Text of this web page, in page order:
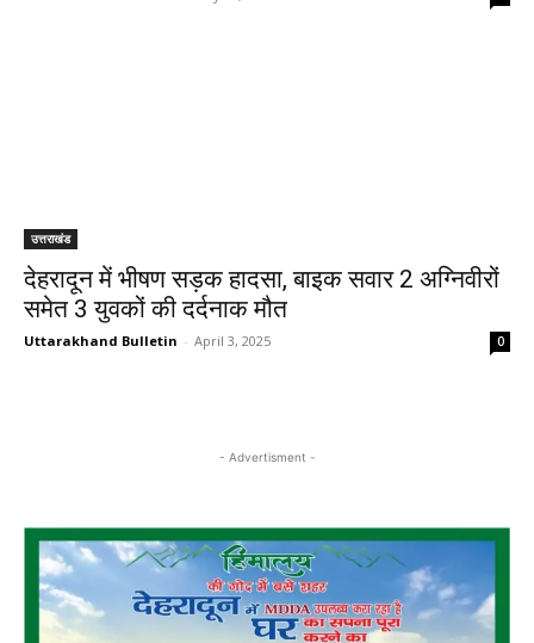
उत्तराखंड
देहरादून में भीषण सड़क हादसा, बाइक सवार 2 अग्निवीरों
समेत 3 युवकों की दर्दनाक मौत
Uttarakhand Bulletin - April 3, 2025 0
- Advertisment -